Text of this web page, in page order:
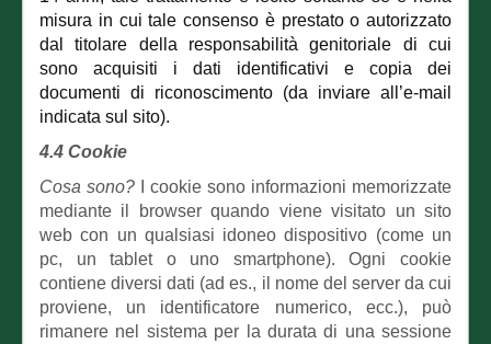
misura in cui tale consenso è prestato o autorizzato
dal titolare della responsabilità genitoriale di cui
sono acquisiti i dati identificativi e copia dei
documenti di riconoscimento (da inviare all’e-mail
indicata sul sito).
4.4 Cookie
Cosa sono?
I cookie sono informazioni memorizzate
mediante il browser quando viene visitato un sito
web con un qualsiasi idoneo dispositivo (come un
pc, un tablet o uno smartphone). Ogni cookie
contiene diversi dati (ad es., il nome del server da cui
proviene, un identificatore numerico, ecc.), può
rimanere nel sistema per la durata di una sessione